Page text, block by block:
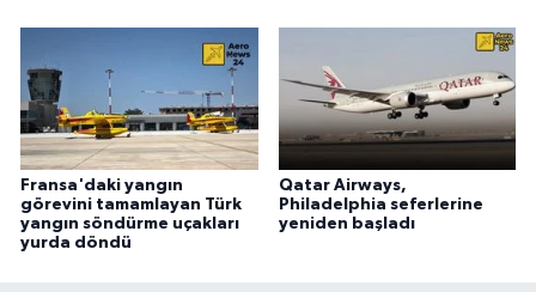
Fransa'daki yangın
görevini tamamlayan Türk
yangın söndürme uçakları
yurda döndü
Qatar Airways,
Philadelphia seferlerine
yeniden başladı